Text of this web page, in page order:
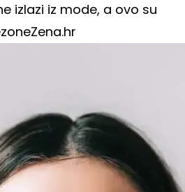
izlazi iz mode, a ovo su
Zena.hr